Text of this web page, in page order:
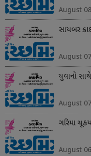
August
સાયબર
August
યુવાનો
August
ગરિમા
August